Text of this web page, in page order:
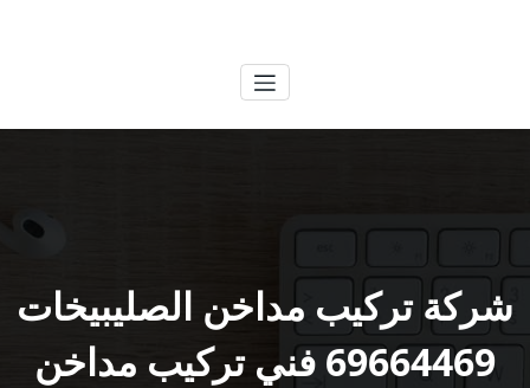
شركة تركيب مداخن الصليبيخات
69664469 فني تركيب مداخن